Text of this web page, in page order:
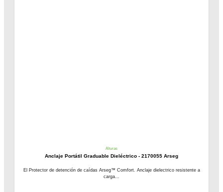
Alturas
Anclaje Portátil Graduable Dieléctrico - 2170055 Arseg
El Protector de detención de caídas Arseg™ Comfort. Anclaje dielectrico resistente a
carga...